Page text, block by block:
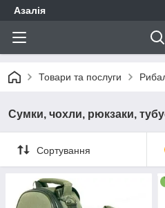
Азалія
Товари та послуги
Сумки, чохли, рюкзаки,
Сортування